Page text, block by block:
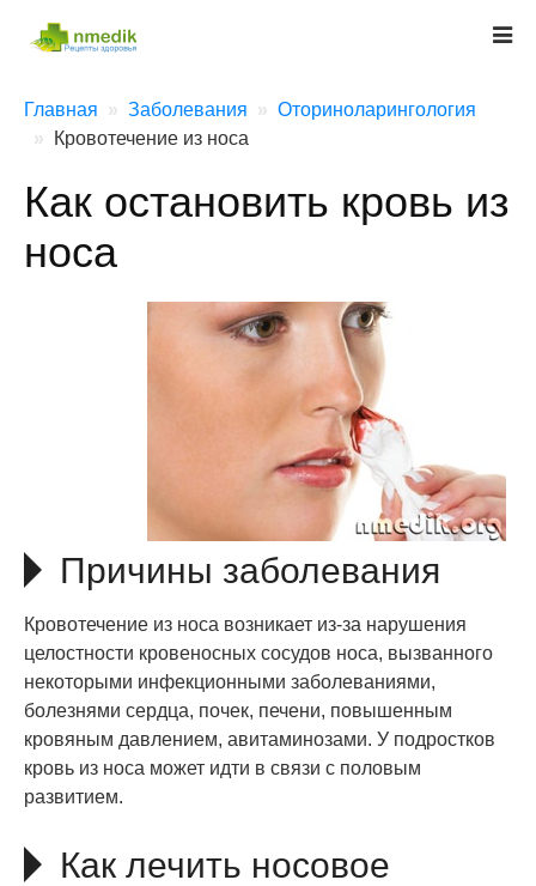
Главная Заболевания
Оториноларингология
Кровотечение из носа
Как остановить кровь из
носа
Причины заболевания
Кровотечение из носа возникает из-за нарушения
целостности кровеносных сосудов носа, вызванного
некоторыми инфекционными заболеваниями,
болезнями сердца, почек, печени, повышенным
кровяным давлением, авитаминозами. У подростков
кровь из носа может идти в связи с половым
развитием.
Как лечить носовое